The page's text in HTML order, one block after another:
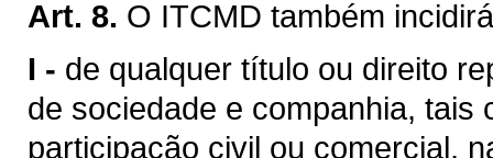
Art. 8. O ITCMD também
I - de qualquer título ou direito
de sociedade e companhia, tais
participação civil ou comercial,